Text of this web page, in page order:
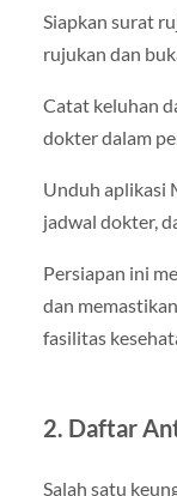
Siapkan surat
rujukan dan
Catat keluhan
dokter dalam
Unduh aplikasi
jadwal dokter,
Persiapan ini
dan
fasilitas
2. Daftar
Salah satu